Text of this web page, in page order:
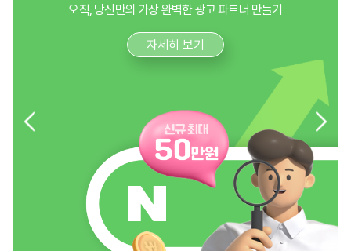
오직, 당신만의 가장 완벽한 광고 파트너 만들기
자세히 보기
➡️ 카카오 모든 광고, 지금 가비아CNS 함께 시작하세요
자세히 보기